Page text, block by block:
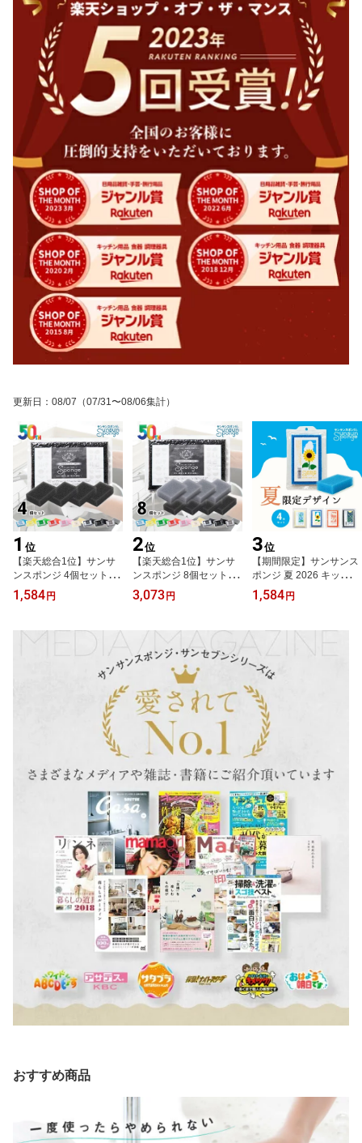
更新日 ： 08/07 （07/31〜08/06集計）
1 位
【楽天総合1位】サンサ
ンスポンジ 4個セット 全
9色 キッチンスポンジ 長
持ち 洗いやすい 食器 皿
さんさんスポンジ 送料無
料 まとめ買い おすすめ
の使い方 3か月ローテー
ション ギフト 母の日 父
1,584 円
2位
【楽天総合1位】サンサ
ンスポンジ 8個セット (4
個セット×2組) 全9色 キ
ッチンスポンジ 長持ち
キッチン スポンジ 食器
台所 さんさんスポンジ
まとめ買い 送料無料 大
容量 食器用 食器洗いス
3,073 円
3位
【期間限定】サンサンス
ポンジ 夏 2026 キッチン
スポンジ 食器洗い お風
呂 レンジ周り 用途いろ
ち 丈夫で長持ち 台所用
品 キッチン用品
1,584 円
おすすめ商品